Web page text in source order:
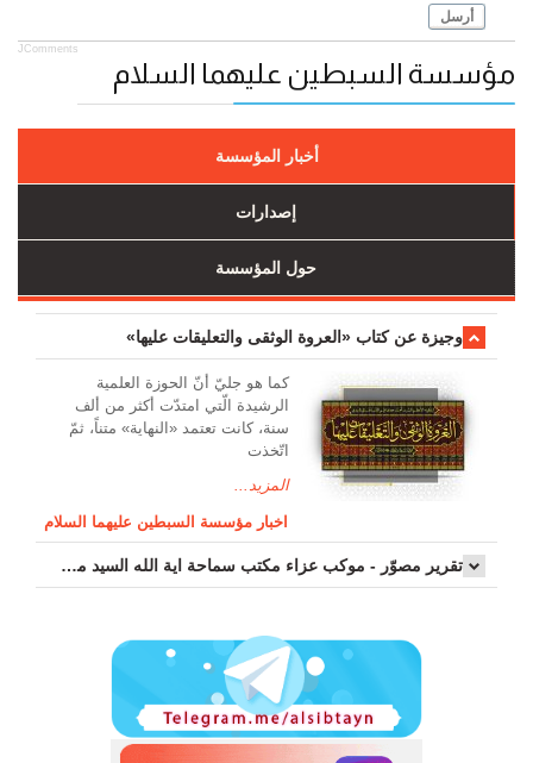
أرسل
JComments
مؤسسة السبطين عليهما السلام
أخبار المؤسسة
إصدارات
حول المؤسسة
وجیزة عن کتاب «العروة الوثقی والتعلیقات علیها»
کما هو جليّ أنّ الحوزة العلمیة
الرشیدة الّتي امتدّت أكثر من ألف
سنة، كانت تعتمد «النهاية» متناً، ثمّ
اتّخذت
المزيد...
اخبار مؤسسة السبطين عليهما السلام
تقرير مصوّر - موكب عزاء مکتب سماحة اية الله السيد مرتضى الموسوي الاصفهاني في يوم إستشهاد السيدة فاطم...